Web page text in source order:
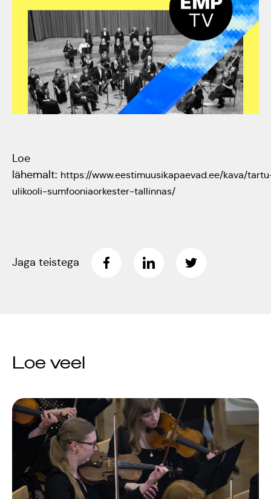
Tartumaa Tantsupidu
„Juure Juures”
Suudlev Tartu
18.05.2024
galakontsert
Vanemuise
ERM tantsib
Pauluse kirikus
XIX Gaudeamus
Vilniuses 2022
Tantsuetendus
"Loodud jääma"
Kulno
Kungla
Eda
Masing-
Luik
Loe
lähemalt: https://www.eestimuusikapaevad.ee/kava/
ulikooli-sumfooniaorkester-tallinnas/
Jaga teistega
Loe veel